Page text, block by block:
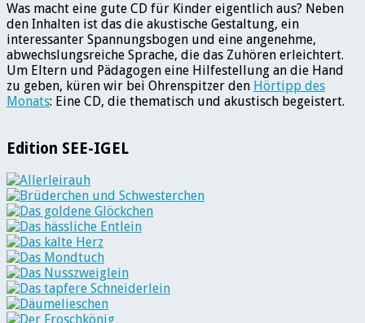
Was macht eine gute CD für Kinder eigentlich aus? Neben
den Inhalten ist das die akustische Gestaltung, ein
interessanter Spannungsbogen und eine angenehme,
abwechslungsreiche Sprache, die das Zuhören erleichtert.
Um Eltern und Pädagogen eine Hilfestellung an die Hand
zu geben, küren wir bei Ohrenspitzer den Hörtipp des
Monats: Eine CD, die thematisch und akustisch begeistert.
Edition SEE-IGEL